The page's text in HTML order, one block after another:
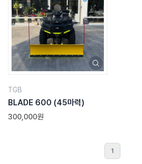
TGB
BLADE 600 (45마력)
300,000원
1